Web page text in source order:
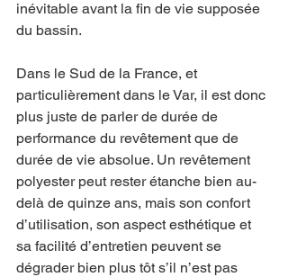
inévitable avant la fin de vie supposée
du bassin.
Dans le Sud de la France, et
particulièrement dans le Var, il est donc
plus juste de parler de durée de
performance du revêtement que de
durée de vie absolue. Un revêtement
polyester peut rester étanche bien au-
delà de quinze ans, mais son confort
d’utilisation, son aspect esthétique et
sa facilité d’entretien peuvent se
dégrader bien plus tôt s’il n’est pas